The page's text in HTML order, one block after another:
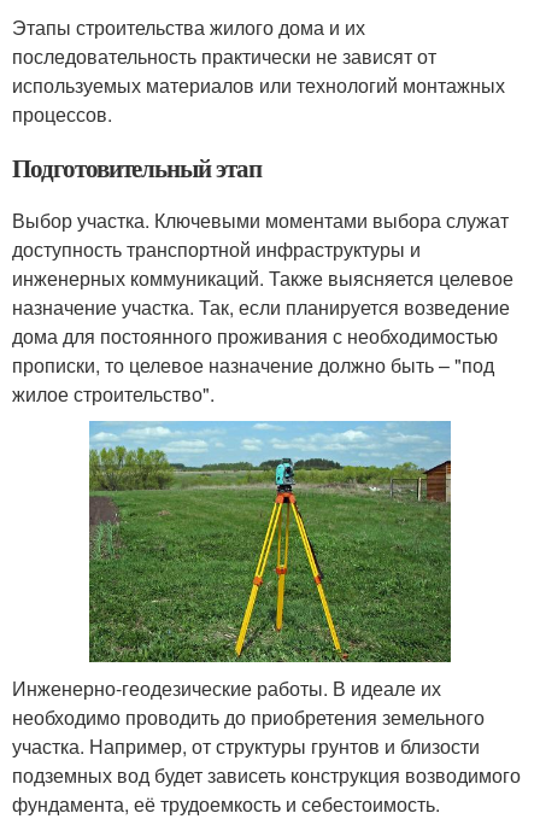
Этапы строительства жилого дома и их
последовательность практически не зависят от
используемых материалов или технологий монтажных
процессов.
Подготовительный этап
Выбор участка. Ключевыми моментами выбора служат
доступность транспортной инфраструктуры и
инженерных коммуникаций. Также выясняется целевое
назначение участка. Так, если планируется возведение
дома для постоянного проживания с необходимостью
прописки, то целевое назначение должно быть – "под
жилое строительство".
Инженерно-геодезические работы. В идеале их
необходимо проводить до приобретения земельного
участка. Например, от структуры грунтов и близости
подземных вод будет зависеть конструкция возводимого
фундамента, её трудоемкость и себестоимость.